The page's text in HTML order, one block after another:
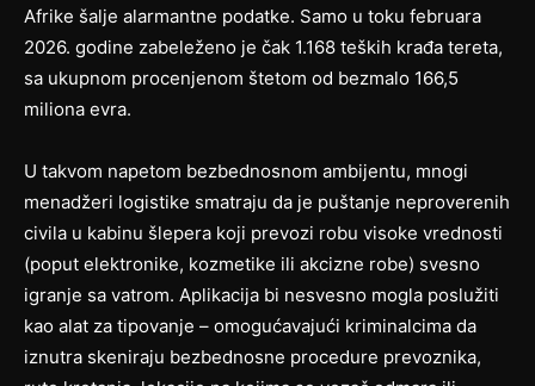
Afrike šalje alarmantne podatke. Samo u toku februara
2026. godine zabeleženo je čak 1.168 teških krađa tereta,
sa ukupnom procenjenom štetom od bezmalo 166,5
miliona evra.
U takvom napetom bezbednosnom ambijentu, mnogi
menadžeri logistike smatraju da je puštanje neproverenih
civila u kabinu šlepera koji prevozi robu visoke vrednosti
(poput elektronike, kozmetike ili akcizne robe) svesno
igranje sa vatrom. Aplikacija bi nesvesno mogla poslužiti
kao alat za tipovanje – omogućavajući kriminalcima da
iznutra skeniraju bezbednosne procedure prevoznika,